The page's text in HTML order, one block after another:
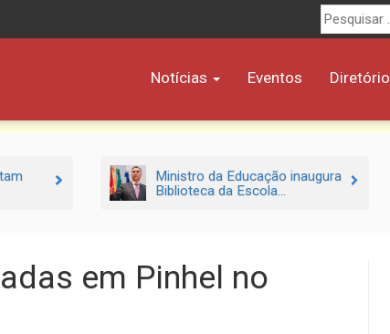
Procurar
por:
Notícias Eventos Diretório
Ministro da Educação inaugura
Biblioteca da Escola...
em Pinhel no